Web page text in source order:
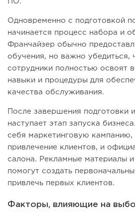
ПО.
Одновременно с подготовкой
начинается процесс набора и
Франчайзер обычно
обучения, но важно убедиться,
сотрудники полностью освоят
навыки и процедуры для
качества обслуживания.
После завершения подготовки
наступает этап запуска
себя маркетинговую кампанию,
привлечение клиентов, и
салона. Рекламные материалы
помогут создать
привлечь первых клиентов.
Факторы, влияющие на